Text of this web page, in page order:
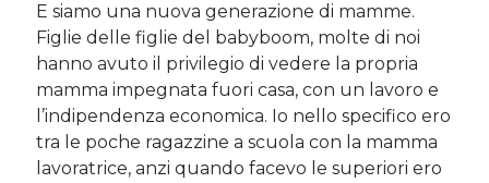
Donne e propensione al rischio: l’impatto sugli investimenti
12 Settembre 2022
Commenti Recenti
Angela suDel 2023 e di come la mia famiglia sta affrontando la
sclerosi multipla
E siamo una nuova generazione di mamme.
Figlie delle figlie del babyboom, molte di noi
hanno avuto il privilegio di vedere la propria
mamma impegnata fuori casa, con un lavoro e
l’indipendenza economica. Io nello specifico ero
tra le poche ragazzine a scuola con la mamma
lavoratrice, anzi quando facevo le superiori ero